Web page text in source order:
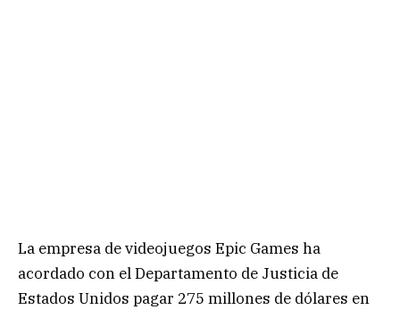
La empresa de videojuegos Epic Games ha
acordado con el Departamento de Justicia de
Estados Unidos pagar 275 millones de dólares en